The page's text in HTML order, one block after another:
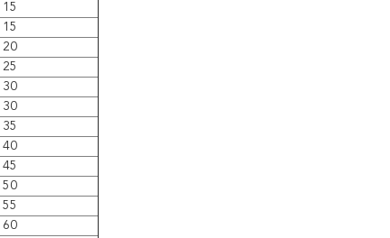
15
15
20
25
30
30
35
40
45
50
55
60